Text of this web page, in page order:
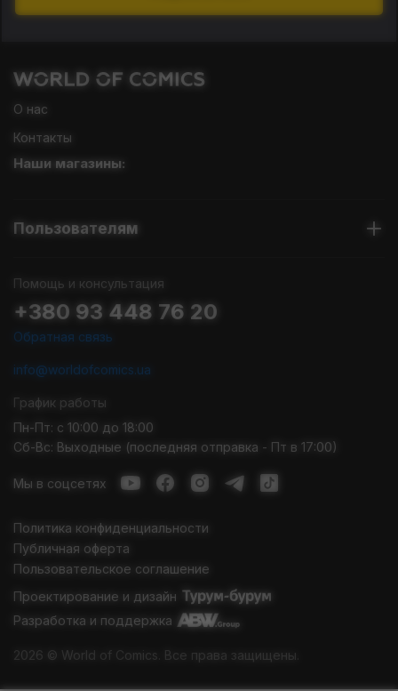
О нас
Контакты
Наши магазины:
Пользователям
Помощь и консультация
+380 93 448 76 20
Обратная связь
info@worldofcomics.ua
График работы
Пн-Пт: с 10:00 до 18:00
Сб-Вс: Выходные (последняя отправка - Пт в 17:00)
Мы в соцсетях
Политика конфиденциальности
Публичная оферта
Пользовательское соглашение
Проектирование и дизайн
Разработка и поддержка
2026 © World of Comics. Все права защищены.